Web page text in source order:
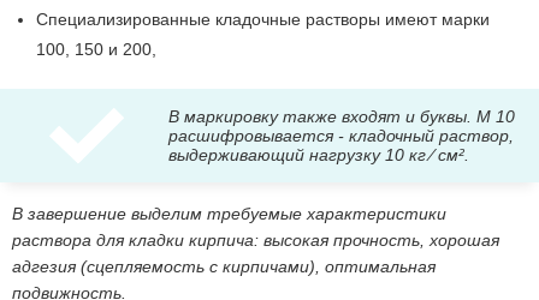
Специализированные кладочные растворы имеют марки
100, 150 и 200,
В маркировку также входят и буквы. М 10
расшифровывается - кладочный раствор,
выдерживающий нагрузку 10 кг ⁄ см².
В завершение выделим требуемые характеристики
раствора для кладки кирпича: высокая прочность, хорошая
адгезия (сцепляемость с кирпичами), оптимальная
подвижность.